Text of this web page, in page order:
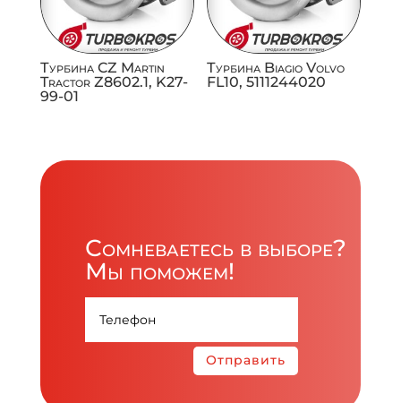
Турбина CZ Martin
Tractor Z8602.1, K27-
99-01
Турбина Biagio Volvo
FL10, 5111244020
Сомневаетесь в выборе?
Мы поможем!
Отправить